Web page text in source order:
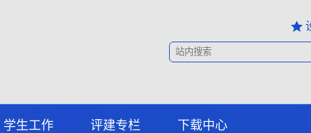
学生工作 评建专栏 下载中心